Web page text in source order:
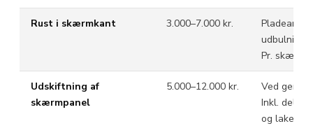
Rust i skærmkant 3.000–7.000 kr.
udbulning,
Pr.
Udskiftning af
skærmpanel
5.000–12.000 kr.
Ved
Inkl. del,
og lakering.